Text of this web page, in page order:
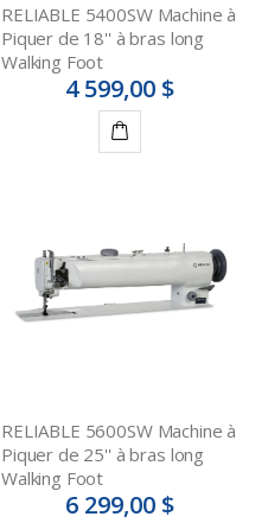
RELIABLE 5400SW Machine à
Piquer de 18'' à bras long
Walking Foot
4 599,00 $
panier
RELIABLE 5600SW Machine à
Piquer de 25'' à bras long
Walking Foot
6 299,00 $